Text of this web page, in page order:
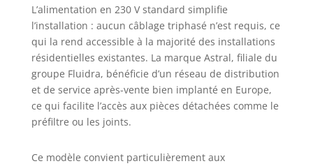
techniques, la
pompe Victoria
prévient les
problèmes de
corrosion. Son
corps diffuseur en
Luranyl et la
turbine en Noryl
offrent une
L’alimentation en 230 V standard simplifie
l’installation : aucun câblage triphasé n’est requis, ce
qui la rend accessible à la majorité des installations
résidentielles existantes. La marque Astral, filiale du
groupe Fluidra, bénéficie d’un réseau de distribution
et de service après-vente bien implanté en Europe,
ce qui facilite l’accès aux pièces détachées comme le
préfiltre ou les joints.
Ce modèle convient particulièrement aux